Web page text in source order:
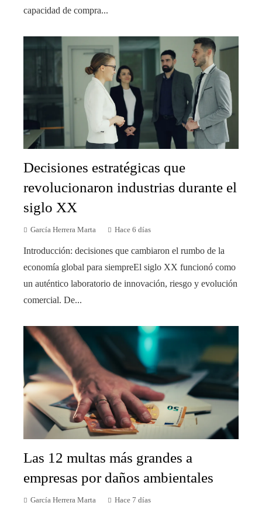
capacidad de compra...
Decisiones estratégicas que
revolucionaron industrias durante el
siglo XX
García Herrera Marta Hace 6 días
Introducción: decisiones que cambiaron el rumbo de la
economía global para siempreEl siglo XX funcionó como
un auténtico laboratorio de innovación, riesgo y evolución
comercial. De...
Las 12 multas más grandes a
empresas por daños ambientales
García Herrera Marta Hace 7 días